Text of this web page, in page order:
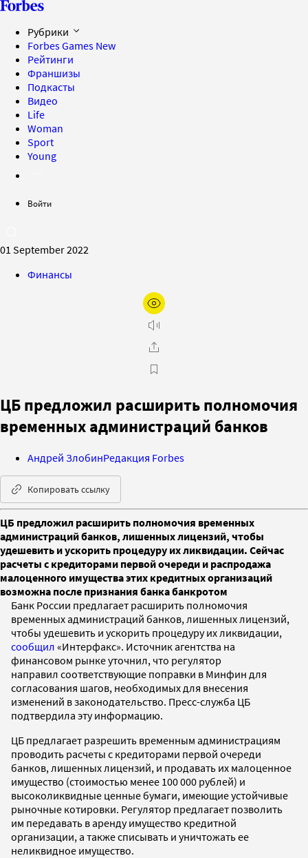
Рубрики
Forbes Games New
Рейтинги
Франшизы
Подкасты
Видео
Life
Woman
Sport
Young
Войти
01 September 2022
Финансы
ЦБ предложил расширить полномочия
временных администраций банков
Андрей ЗлобинРедакция Forbes
Копировать ссылку
ЦБ предложил расширить полномочия временных
администраций банков, лишенных лицензий, чтобы
удешевить и ускорить процедуру их ликвидации. Сейчас
расчеты с кредиторами первой очереди и распродажа
малоценного имущества этих кредитных организаций
возможна после признания банка банкротом
Банк России предлагает расширить полномочия
временных администраций банков, лишенных лицензий,
чтобы удешевить и ускорить процедуру их ликвидации,
сообщил «Интерфакс». Источник агентства на
финансовом рынке уточнил, что регулятор
направил соответствующие поправки в Минфин для
согласования шагов, необходимых для внесения
изменений в законодательство. Пресс-служба ЦБ
подтвердила эту информацию.
ЦБ предлагает разрешить временным администрациям
проводить расчеты с кредиторами первой очереди
банков, лишенных лицензий, и продавать их малоценное
имущество (стоимостью менее 100 000 рублей) и
высоколиквидные ценные бумаги, имеющие устойчивые
рыночные котировки. Регулятор предлагает позволить
им передавать в аренду имущество кредитной
организации, а также списывать и уничтожать ее
неликвидное имущество.